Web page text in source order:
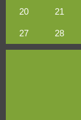
20 21
27 28